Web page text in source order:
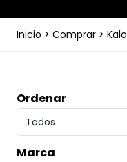
Inicio > Comprar >
Ordenar
Marca